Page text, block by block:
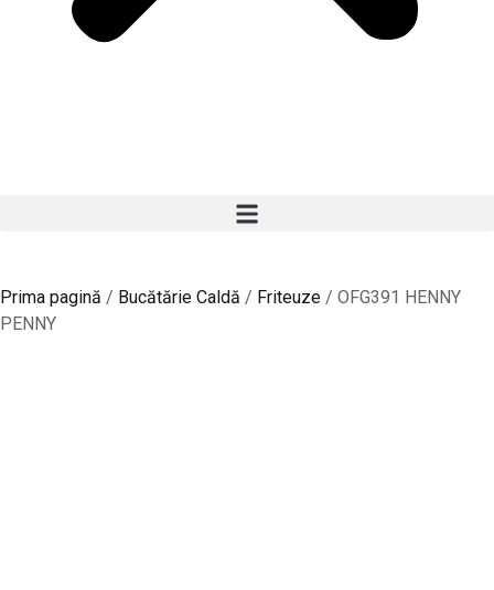
Prima pagină / Bucătărie Caldă / Friteuze / OFG391 HENNY
PENNY